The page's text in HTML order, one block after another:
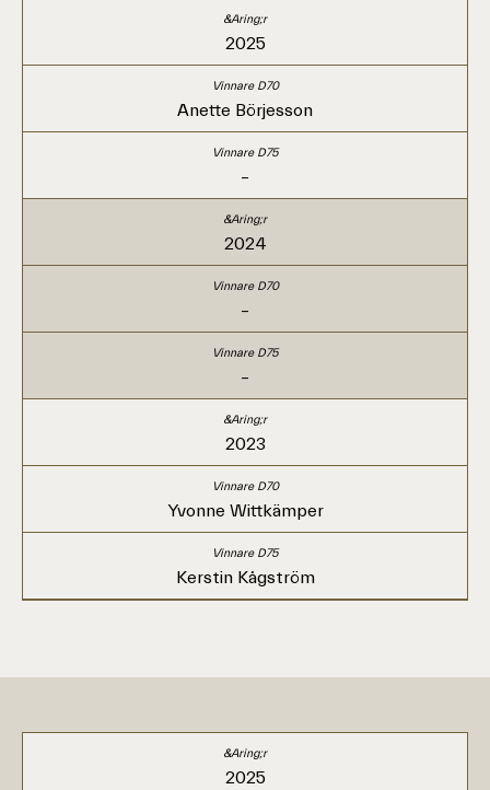
2025
Anette Börjesson
–
2024
–
–
2023
Yvonne Wittkämper
Kerstin Kågström
2025